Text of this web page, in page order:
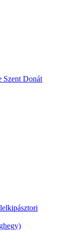
Szent Donát